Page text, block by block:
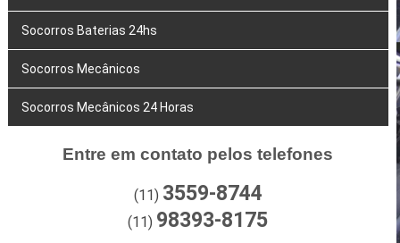
Socorros Baterias 24hs
Socorros Mecânicos
Socorros Mecânicos 24 Horas
Entre em contato pelos telefones
(11) 3559-8744
(11) 98393-8175